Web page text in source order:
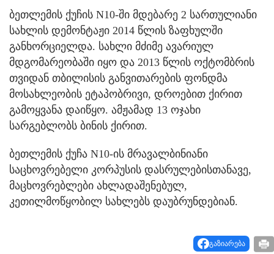
ბეთლემის ქუჩის N10-ში მდებარე 2 სართულიანი
სახლის დემონტაჟი 2014 წლის ზაფხულში
განხორციელდა. სახლი მძიმე ავარიულ
მდგომარეობაში იყო და 2013 წლის ოქტომბრის
თვიდან თბილისის განვითარების ფონდმა
მოსახლეობის ეტაპობრივი, დროებით ქირით
გამოყვანა დაიწყო. ამჟამად 13 ოჯახი
სარგებლობს ბინის ქირით.
ბეთლემის ქუჩა N10-ის მრავალბინიანი
საცხოვრებელი კორპუსის დასრულებისთანავე,
მაცხოვრებლები ახლადაშენებულ,
კეთილმოწყობილ სახლებს დაუბრუნდებიან.
გაზიარება